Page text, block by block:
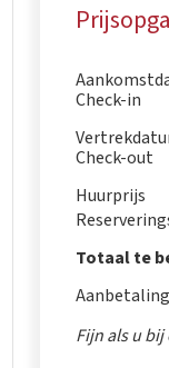
Check-in
Check-out
Huurprijs
Totaal te
Fijn als u